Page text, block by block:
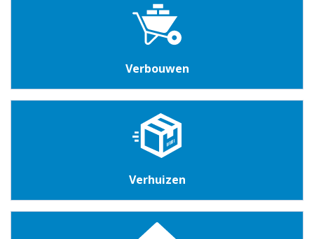
Verbouwen
Verhuizen